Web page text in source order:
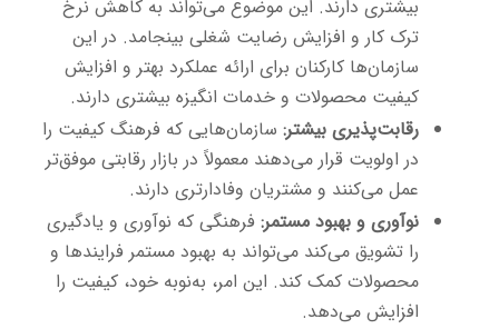
بیشتری دارند. این موضوع می‌تواند به کاهش نرخ
ترک کار و افزایش رضایت شغلی بینجامد. در این
سازمان‌ها کارکنان برای ارائه عملکرد بهتر و افزایش
کیفیت محصولات و خدمات انگیزه بیشتری دارند.
رقابت‌پذیری بیشتر: سازمان‌هایی که فرهنگ کیفیت را
در اولویت قرار می‌دهند معمولاً در بازار رقابتی موفق‌تر
عمل می‌کنند و مشتریان وفادارتری دارند.
نوآوری و بهبود مستمر: فرهنگی که نوآوری و یادگیری
را تشویق می‌کند می‌تواند به بهبود مستمر فرایندها و
محصولات کمک کند. این امر، به‌نوبه خود، کیفیت را
افزایش می‌دهد.